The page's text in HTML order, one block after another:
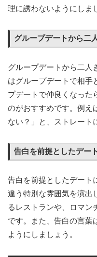
理に誘わないようにしま
グループデートから二
グループデートから二人
はグループデートで相手
プデートで仲良くなった
のがおすすめです。例え
ない？」と、ストレート
告白を前提としたデー
告白を前提としたデート
違う特別な雰囲気を演出
るレストランや、ロマン
です。また、告白の言葉
ようにしましょう。